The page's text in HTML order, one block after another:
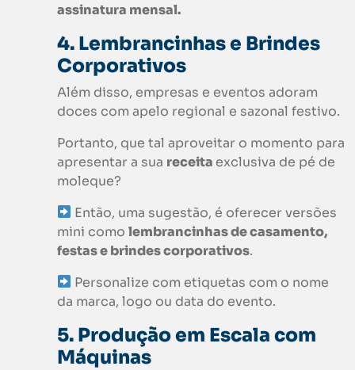
assinatura mensal.
4. Lembrancinhas e Brindes
Corporativos
Além disso, empresas e eventos adoram
doces com apelo regional e sazonal festivo.
Portanto, que tal aproveitar o momento para
apresentar a sua receita exclusiva de pé de
moleque?
Então, uma sugestão, é oferecer versões
mini como lembrancinhas de casamento,
festas e brindes corporativos.
Personalize com etiquetas com o nome
da marca, logo ou data do evento.
5. Produção em Escala com
Máquinas